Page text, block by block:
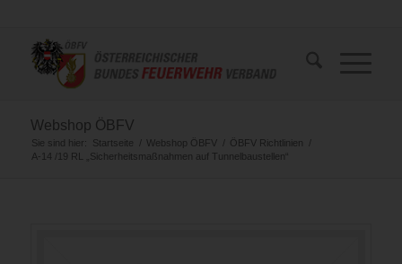
Webshop ÖBFV
Sie sind hier: Startseite / Webshop ÖBFV / ÖBFV Richtlinien
/
A-14 /19 RL „Sicherheitsmaßnahmen auf Tunnelbaustellen“